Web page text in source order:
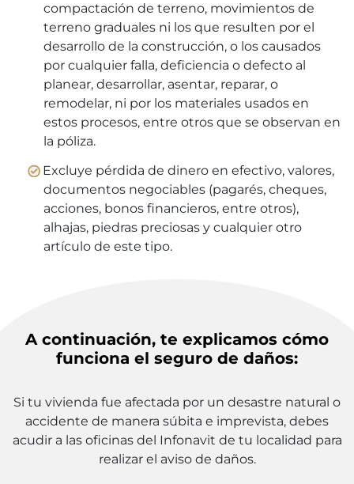
compactación de terreno, movimientos de
terreno graduales ni los que resulten por el
desarrollo de la construcción, o los causados
por cualquier falla, deficiencia o defecto al
planear, desarrollar, asentar, reparar, o
remodelar, ni por los materiales usados en
estos procesos, entre otros que se observan en
la póliza.
Excluye pérdida de dinero en efectivo, valores,
documentos negociables (pagarés, cheques,
acciones, bonos financieros, entre otros),
alhajas, piedras preciosas y cualquier otro
artículo de este tipo.
A continuación, te explicamos cómo
funciona el seguro de daños:
Si tu vivienda fue afectada por un desastre natural o
accidente de manera súbita e imprevista, debes
acudir a las oficinas del Infonavit de tu localidad para
realizar el aviso de daños.